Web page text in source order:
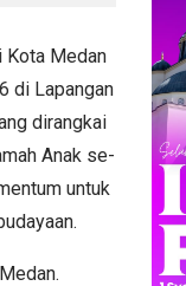
Kota Medan
di Lapangan
dirangkai
Anak se-
untuk